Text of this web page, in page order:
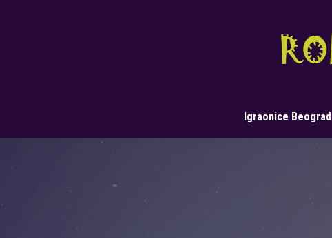
Igraonice Beograd